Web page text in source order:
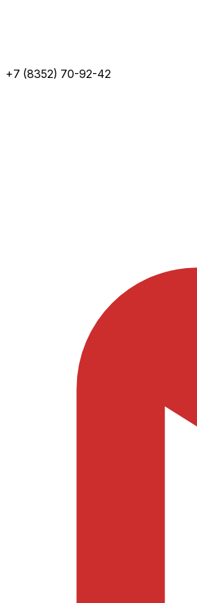
+7 (8352) 70-92-42